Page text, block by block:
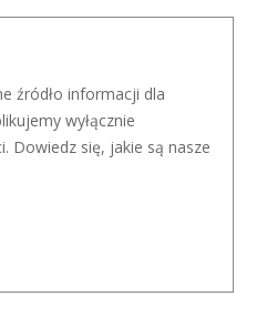
źródło informacji dla
wyłącznie
Dowiedz się, jakie są nasze